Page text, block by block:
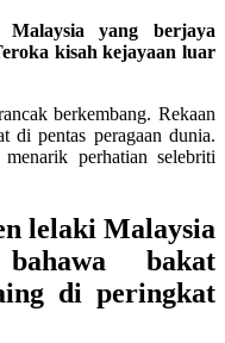
yang berjaya
kisah kejayaan luar
berkembang. Rekaan
di pentas peragaan dunia.
perhatian selebriti
lelaki Malaysia
bakat
di peringkat